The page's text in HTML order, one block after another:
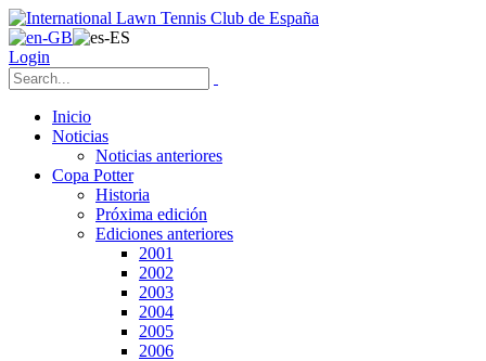
Login
Inicio
Noticias
Noticias anteriores
Copa Potter
Historia
Próxima edición
Ediciones anteriores
2001
2002
2003
2004
2005
2006